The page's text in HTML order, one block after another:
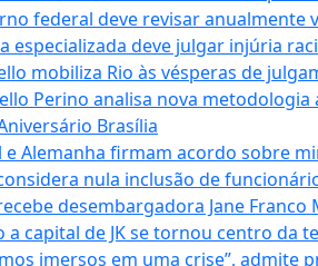
federal deve revisar anualmente
especializada deve julgar injúria
mobiliza Rio às vésperas de
Perino analisa nova metodologia
Brasília
e Alemanha firmam acordo sobre
nula inclusão de
desembargadora Jane
a capital de JK se tornou centro da
imersos em uma crise”, admite